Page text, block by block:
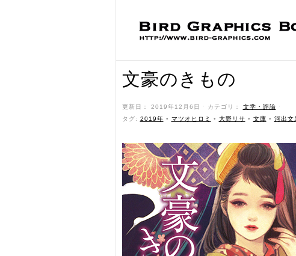
文豪のきもの
更新日： 2019年12月6日 ˑ カテゴリ： 文学・評論 ˑ
タグ: 2019年 • マツオヒロミ • 大野リサ • 文庫 • 河出文